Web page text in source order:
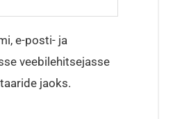
e-posti- ja
veebilehitsejasse
jaoks.